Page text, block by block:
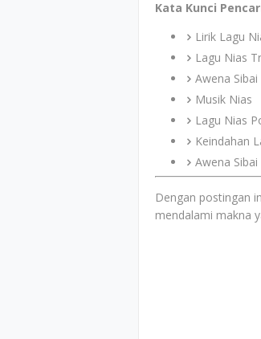
Kata Kunci
Lirik Lagu
Lagu Nias
Awena
Musik Nias
Lagu Nias
Keindahan
Awena
Dengan postingan
mendalami makna